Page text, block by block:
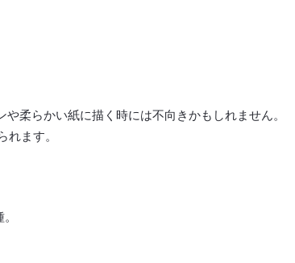
柔らかい紙に描く時には不向きかもしれません。
れます。